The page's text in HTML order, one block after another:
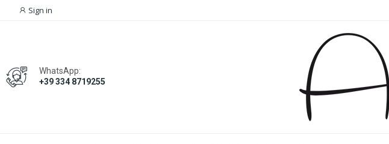
Sign in
WhatsApp:
+39 334 8719255